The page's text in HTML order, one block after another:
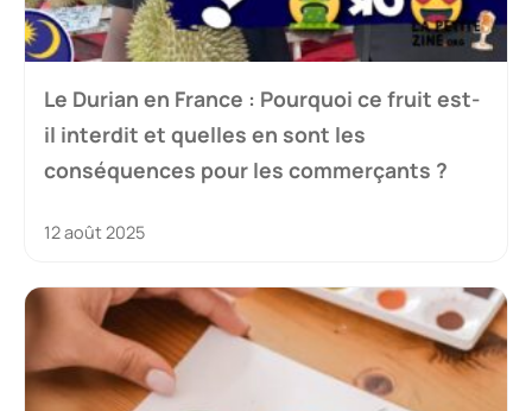
Le Durian en France : Pourquoi ce fruit est-
il interdit et quelles en sont les
conséquences pour les commerçants ?
12 août 2025